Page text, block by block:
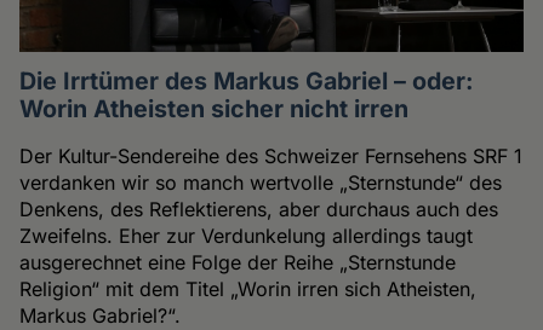
Die Irrtümer des Markus Gabriel – oder:
Worin Atheisten sicher nicht irren
Der Kultur-Sendereihe des Schweizer Fernsehens SRF 1
verdanken wir so manch wertvolle „Sternstunde“ des
Denkens, des Reflektierens, aber durchaus auch des
Zweifelns. Eher zur Verdunkelung allerdings taugt
ausgerechnet eine Folge der Reihe „Sternstunde
Religion“ mit dem Titel „Worin irren sich Atheisten,
Markus Gabriel?“.